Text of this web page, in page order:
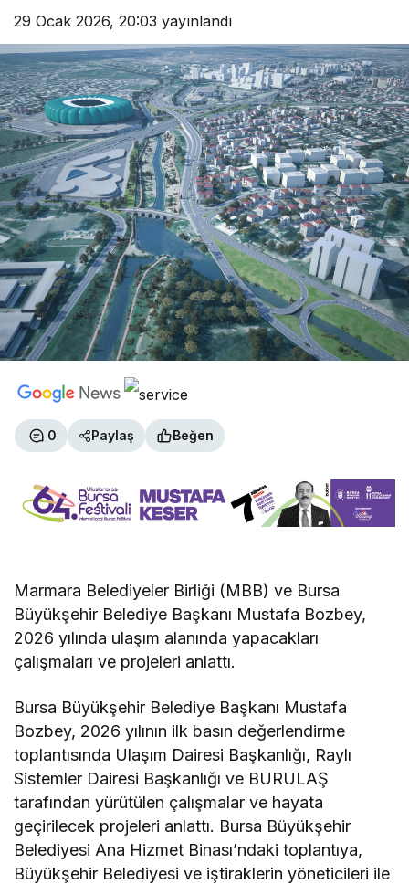
29 Ocak 2026, 20:03 yayınlandı
0 Paylaş Beğen
Marmara Belediyeler Birliği (MBB) ve Bursa
Büyükşehir Belediye Başkanı Mustafa Bozbey,
2026 yılında ulaşım alanında yapacakları
çalışmaları ve projeleri anlattı.
Bursa Büyükşehir Belediye Başkanı Mustafa
Bozbey, 2026 yılının ilk basın değerlendirme
toplantısında Ulaşım Dairesi Başkanlığı, Raylı
Sistemler Dairesi Başkanlığı ve BURULAŞ
tarafından yürütülen çalışmalar ve hayata
geçirilecek projeleri anlattı. Bursa Büyükşehir
Belediyesi Ana Hizmet Binası’ndaki toplantıya,
Büyükşehir Belediyesi ve iştiraklerin yöneticileri ile